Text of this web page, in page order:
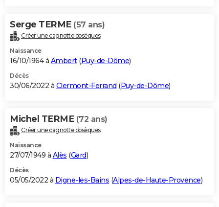
Serge TERME (57 ans)
Créer une cagnotte obsèques
Naissance
16/10/1964 à Ambert(Puy-de-Dôme)
Décès
30/06/2022 à Clermont-Ferrand (Puy-de-Dôme)
Michel TERME (72 ans)
Créer une cagnotte obsèques
Naissance
27/07/1949 à Alès (Gard)
Décès
05/05/2022 à Digne-les-Bains (Alpes-de-Haute-Provence)